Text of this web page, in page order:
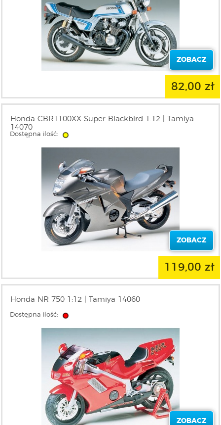
ZOBACZ
82,00 zł
Honda CBR1100XX Super Blackbird 1:12 | Tamiya
14070
Dostępna ilość:
ZOBACZ
119,00 zł
Honda NR 750 1:12 | Tamiya 14060
Dostępna ilość:
ZOBACZ